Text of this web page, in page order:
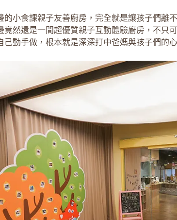
的小食課親子友善廚房，完全就是讓孩子們離
竟然還是一間超優質親子互動體驗廚房，不只
己動手做，根本就是深深打中爸媽與孩子們的